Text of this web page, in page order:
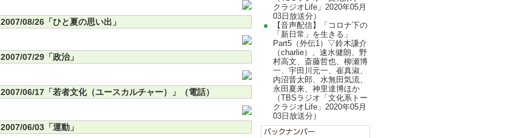
クラジオLife」2020年05月
03日放送分）
【音声配信】「コロナ下の
「新日常」を生きる」
Part5（外伝1）▽鈴木謙介
（charlie）、速水健朗、野
村高文、斎藤哲也、柳瀬博
一、宇田川元一、崔真淑、
内沼晋太郎、水無田気流、
永田夏来、神里達博ほか
（TBSラジオ「文化系トー
クラジオLife」2020年05月
03日放送分）
2007/08/26「ひと夏の思い出」
2007/07/29「政治」
2007/06/17「若者文化（ユースカルチャー）」（電話）
2007/06/03「運動」